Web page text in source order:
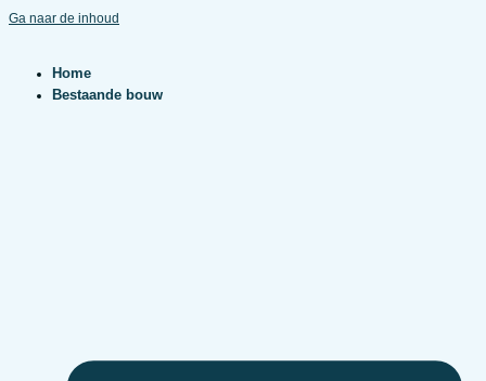
Ga naar de inhoud
Home
Bestaande bouw